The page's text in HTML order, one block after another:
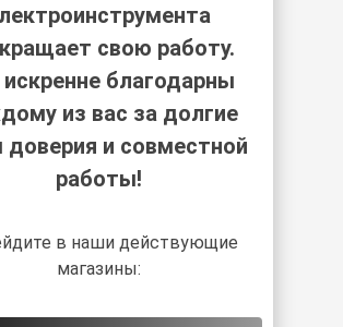
свою работу.
благодарны
из вас за долгие
доверия и совместной
работы!
в наши действующие
магазины: